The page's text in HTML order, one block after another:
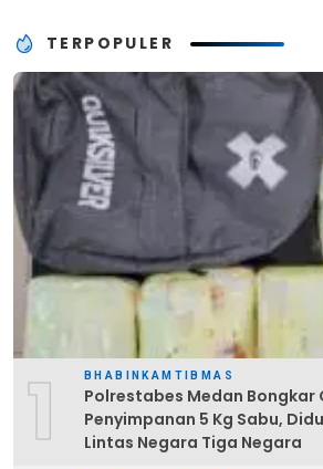
TERPOPULER
1 BHABINKAMTIBMAS
Polrestabes Medan Bongkar
Penyimpanan 5 Kg Sabu,
Lintas Negara Tiga Negara